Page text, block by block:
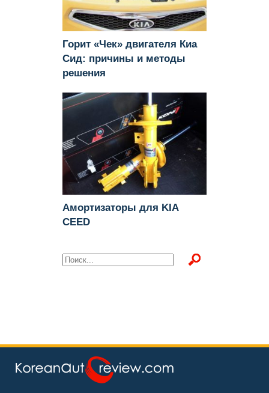
Горит «Чек» двигателя Киа
Сид: причины и методы
решения
Амортизаторы для KIA
CEED